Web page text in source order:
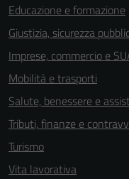
Educazione e formazione
Giustizia, sicurezza
Imprese, commercio e
Mobilità e trasporti
Salute, benessere e
Tributi, finanze e
Turismo
Vita lavorativa